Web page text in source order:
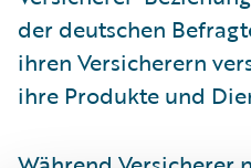
der deutschen
ihren Versicherern
ihre Produkte und